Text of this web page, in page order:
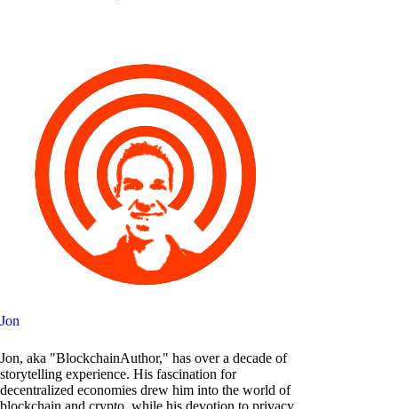
Jon
Jon, aka "BlockchainAuthor," has over a decade of
storytelling experience. His fascination for
decentralized economies drew him into the world of
blockchain and crypto, while his devotion to privacy